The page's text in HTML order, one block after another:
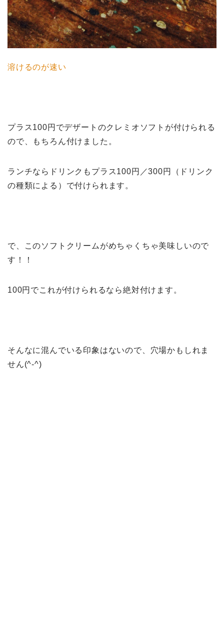
溶けるのが速い
プラス100円でデザートのクレミオソフトが付けられる
ので、もちろん付けました。
ランチならドリンクもプラス100円／300円（ドリンク
の種類による）で付けられます。
で、このソフトクリームがめちゃくちゃ美味しいので
す！！
100円でこれが付けられるなら絶対付けます。
そんなに混んでいる印象はないので、穴場かもしれま
せん(^-^)